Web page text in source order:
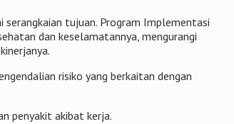
tujuan. Program Implementasi
dan keselamatannya, mengurangi
risiko yang berkaitan dengan
penyakit akibat kerja.